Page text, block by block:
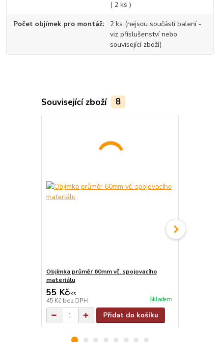
( 2 ks )
Počet objímek pro montáž
2 ks (nejsou součástí balení -
viz příslušenství nebo
související zboží)
Související zboží 8
Objímka průměr 60mm vč. spojovacího
materiálu
55 Kč/ks
45 Kč bez DPH Skladem
Přidat do košíku